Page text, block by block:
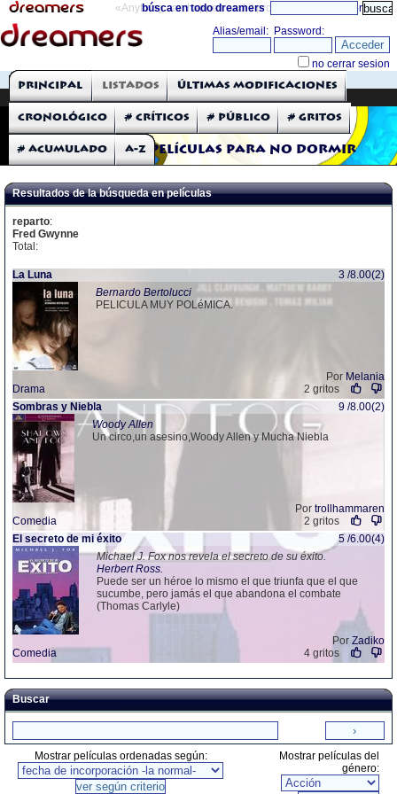
«Anything can happen and it probably will» directorio
búsca en todo dreamers
THE DREAMERS
Críticas: Películas
Películas para no dormir
Principal Listados Últimas modificaciones
Cronológico # Críticos # Público # Gritos
# Acumulado A-Z
Resultados de la búsqueda en películas
reparto:
Fred Gwynne
Total:
La Luna
3 /8.00(2)
Bernardo Bertolucci
PELICULA MUY POLéMICA.
Por Melania
Drama
2 gritos
Sombras y Niebla
9 /8.00(2)
Woody Allen
Un circo,un asesino,Woody Allen y Mucha Niebla
Por trollhammaren
Comedia
2 gritos
El secreto de mi éxito
5 /6.00(4)
Michael J. Fox nos revela el secreto de su éxito.
Herbert Ross.
Puede ser un héroe lo mismo el que triunfa que el que
sucumbe, pero jamás el que abandona el combate
(Thomas Carlyle)
Por Zadiko
Comedia
4 gritos
Buscar
Mostrar películas ordenadas según:
Mostrar películas del
género: